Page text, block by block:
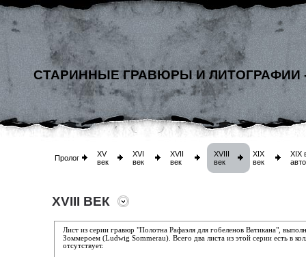
СТАРИННЫЕ ГРАВЮРЫ И ЛИТОГРАФИИ
Пролог
XV
век
XVI
век
XVII
век
XVIII
век
XIX
век
XIX
XVIII ВЕК
Лист из серии гравюр "Полотна Рафаэля для гобеленов Ватикана",
Зоммероем (Ludwig Sommerau). Всего два листа из этой серии есть в
отсутствует.